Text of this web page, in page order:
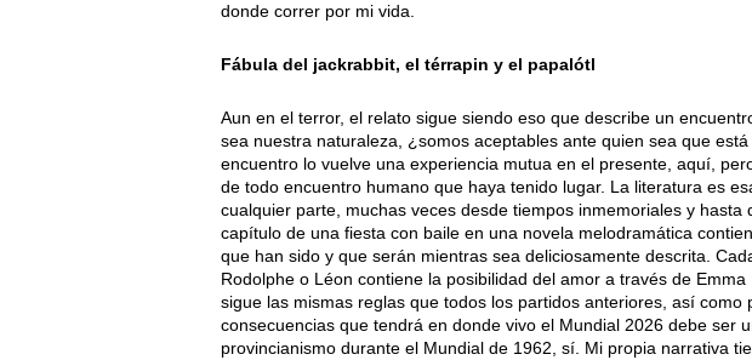
donde correr por mi vida.
Fábula del jackrabbit, el térrapin y el papalótl
Aun en el terror, el relato sigue siendo eso que describe un
sea nuestra naturaleza, ¿somos aceptables ante quien sea que
encuentro lo vuelve una experiencia mutua en el presente, aquí,
de todo encuentro humano que haya tenido lugar. La literatura es
cualquier parte, muchas veces desde tiempos inmemoriales y hasta
capítulo de una fiesta con baile en una novela melodramática
que han sido y que serán mientras sea deliciosamente descrita.
Rodolphe o Léon contiene la posibilidad del amor a través de
sigue las mismas reglas que todos los partidos anteriores, así como
consecuencias que tendrá en donde vivo el Mundial 2026 debe ser
provincianismo durante el Mundial de 1962, sí. Mi propia narrativa